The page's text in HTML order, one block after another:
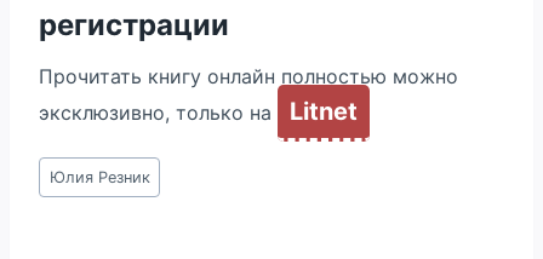
регистрации
Прочитать книгу онлайн полностью можно
эксклюзивно, только на
Litnet
Метки
записи:
Юлия Резник